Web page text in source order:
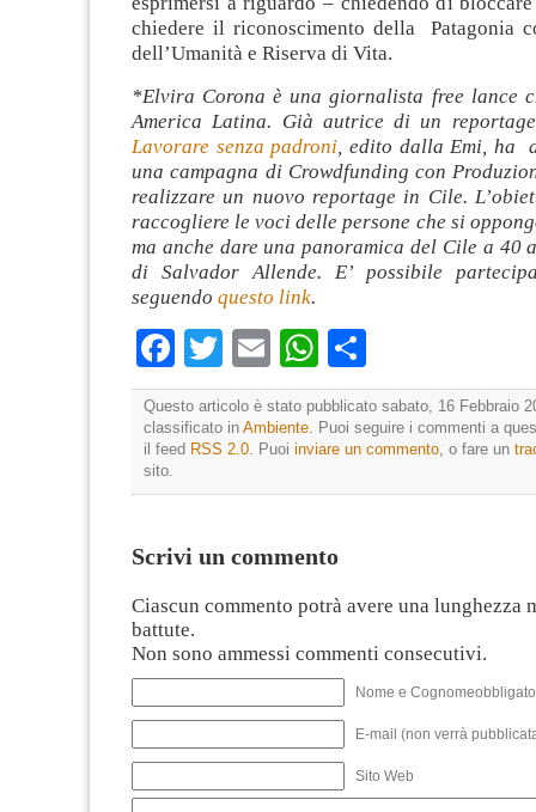
chiedere il riconoscimento della Patagonia
dell’Umanità e Riserva di Vita.
*Elvira Corona è una giornalista free lance
America Latina. Già autrice di un
Lavorare senza padroni, edito dalla Emi, ha
una campagna di Crowdfunding con
realizzare un nuovo reportage in Cile.
raccogliere le voci delle persone che si
ma anche dare una panoramica del Cile a 40
di Salvador Allende.E’ possibile
seguendo questo link.
Facebook
TwitterEmailWhatsApp
Questo articolo è stato pubblicato sabato, 16 Febbraio
classificato in Ambiente. Puoi seguire i commenti a
il feed RSS 2.0. Puoi inviare un commento, o fare un
sito.
Scrivi un commento
Ciascun commento potrà avere una lunghezza
battute.
Non sono ammessi commenti consecutivi.
Nome e
E-mail (non verrà
Sito Web